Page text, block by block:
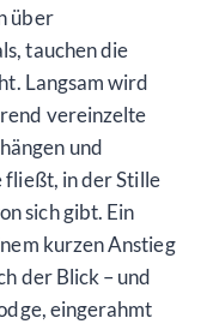
über
tauchen die
Langsam wird
vereinzelte
und
fließt, in der Stille
sich gibt. Ein
kurzen Anstieg
der Blick – und
eingerahmt